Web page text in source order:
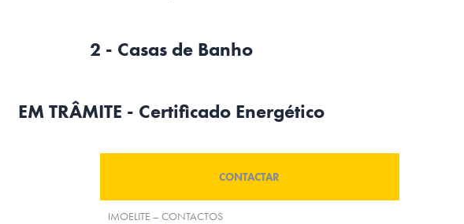
2 - Casas de Banho
EM TRÂMITE - Certificado Energético
CONTACTAR
IMOELITE – CONTACTOS